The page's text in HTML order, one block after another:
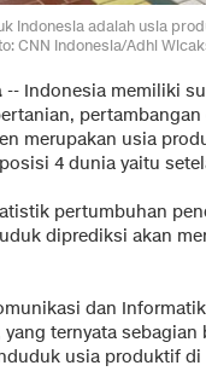
Indonesia adalah usia
CNN Indonesia/Adhi
-- Indonesia memiliki
merupakan usia
4 dunia yaitu
pertumbuhan
diprediksi akan
dan
ternyata
usia produktif